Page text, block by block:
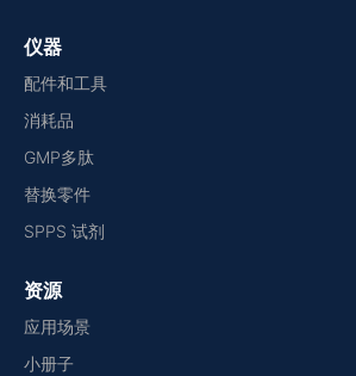
仪器
配件和工具
消耗品
GMP多肽
替换零件
SPPS 试剂
资源
应用场景
小册子